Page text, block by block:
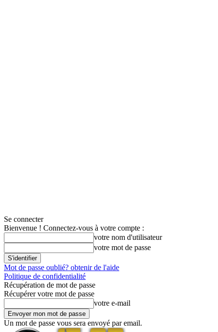
Se connecter
Bienvenue ! Connectez-vous à votre compte :
votre nom d'utilisateur
votre mot de passe
Mot de passe oublié? obtenir de l'aide
Politique de confidentialité
Récupération de mot de passe
Récupérer votre mot de passe
votre e-mail
Un mot de passe vous sera envoyé par email.